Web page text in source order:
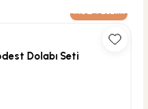
MĞZ TESLİM
Dolabı Seti